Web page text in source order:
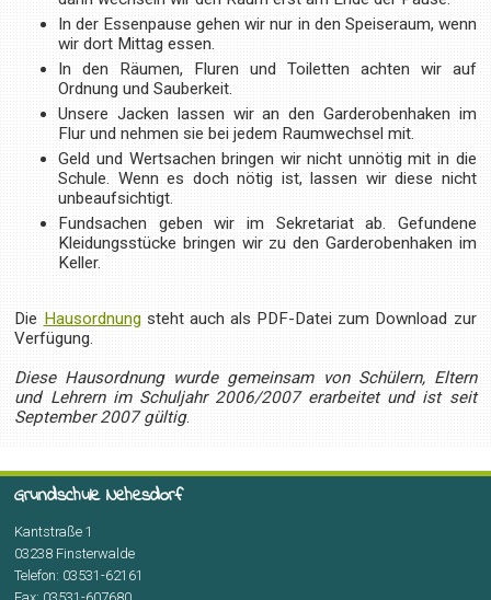
In der Essenpause gehen wir nur in den Speiseraum, wenn
wir dort Mittag essen.
In den Räumen, Fluren und Toiletten achten wir auf
Ordnung und Sauberkeit.
Unsere Jacken lassen wir an den Garderobenhaken im
Flur und nehmen sie bei jedem Raumwechsel mit.
Geld und Wertsachen bringen wir nicht unnötig mit in die
Schule. Wenn es doch nötig ist, lassen wir diese nicht
unbeaufsichtigt.
Fundsachen geben wir im Sekretariat ab. Gefundene
Kleidungsstücke bringen wir zu den Garderobenhaken im
Keller.
Die Hausordnungsteht auch als PDF-Datei zum Download zur
Verfügung.
Diese Hausordnung wurde gemeinsam von Schülern, Eltern
und Lehrern im Schuljahr 2006/2007 erarbeitet und ist seit
September 2007 gültig.
Grundschule Nehesdorf
Kantstraße 1
03238 Finsterwalde
Telefon: 03531-62161